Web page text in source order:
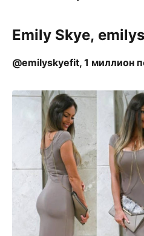
Emily Skye,
@emilyskyefit, 1 миллион